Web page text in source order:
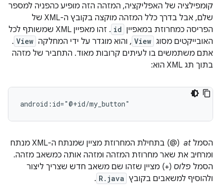
קומפילציה של האפליקציה, המזהה הזה מופיע כהפניה למספר
שלם, אבל בדרך כלל המזהה מוקצה בקובץ ה-XML של
הפריסה כמחרוזת במאפיין id
. זהו מאפיין XML שמשותף לכל
האובייקטים מסוג View , והוא מוגדר על ידי המחלקה View
.
אתם משתמשים בו לעיתים קרובות מאוד. התחביר של מזהה
בתוך תג XML הוא:
android:id="@+id/my_button"
הסמל at
‏ (@) בתחילת המחרוזת מציין שמנתח ה-XML מנתח
ומרחיב את שאר מחרוזת המזהה ומזהה אותה כמשאב מזהה.
הסמל פלוס (+) מציין שזהו שם משאב חדש שצריך ליצור
ולהוסיף למשאבים בקובץ R.java
.